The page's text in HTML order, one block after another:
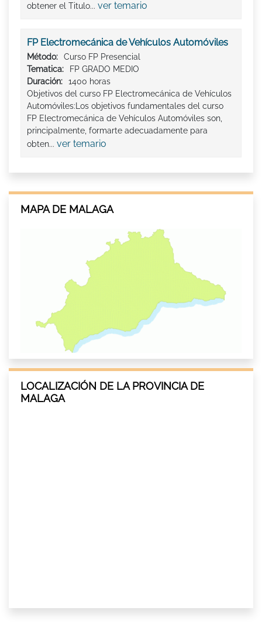
obtener el Titulo... ver temario
FP Electromecánica de Vehículos Automóviles
Método:
Curso FP Presencial
Tematica:
FP GRADO MEDIO
Duración:
1400 horas
Objetivos del curso FP Electromecánica de Vehículos
Automóviles:Los objetivos fundamentales del curso
FP Electromecánica de Vehículos Automóviles son,
principalmente, formarte adecuadamente para
obten... ver temario
MAPA DE MALAGA
LOCALIZACIÓN DE LA PROVINCIA DE
MALAGA